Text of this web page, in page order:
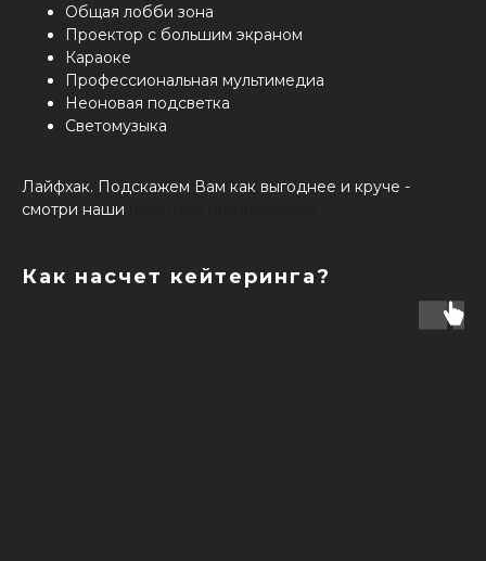
Общая лобби зона
Проектор с большим экраном
Караоке
Профессиональная мультимедиа
Неоновая подсветка
Светомузыка
Лайфхак. Подскажем Вам как выгоднее и круче -
смотри наши
Как насчет кейтеринга?